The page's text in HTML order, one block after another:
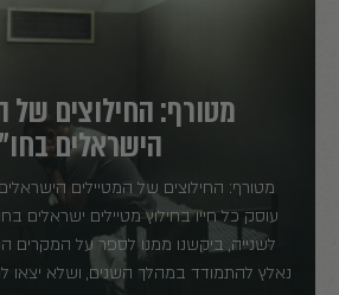
מטורף: החילוצים של
הישראלים
מטורף: החילוצים של המטיילים
עוסק כל חייו בחילוץ מטיילים ישראלים
לשנייה, ביקשנו ממנו לספר על המקרים
נאלץ להתמודד במהלך השנים, ושלא יצאו